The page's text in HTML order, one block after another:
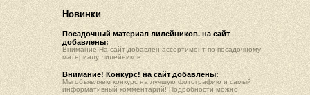
Новинки
Посадочный материал лилейников. на сайт
добавлены:
Внимание!На сайт добавлен ассортимент по посадочному
материалу лилейников.
Внимание! Конкурс! на сайт добавлены:
Мы объявляем конкурс на лучшую фотографию и самый
информативный комментарий! Подробности можно